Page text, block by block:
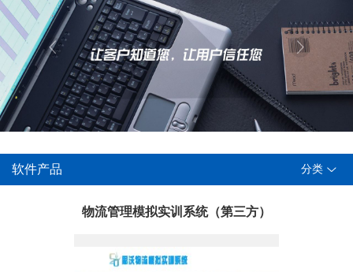
软件产品 分类
物流管理模拟实训系统（第三方）